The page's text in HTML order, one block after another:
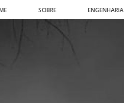
SOBRE ENGENHARIA